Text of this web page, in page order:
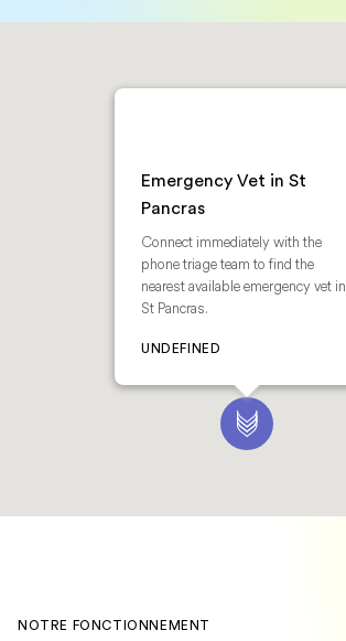
Emergency Vet in St
Pancras
Connect immediately with the
phone triage team to find the
nearest available emergency vet in
St Pancras.
UNDEFINED
NOTRE FONCTIONNEMENT